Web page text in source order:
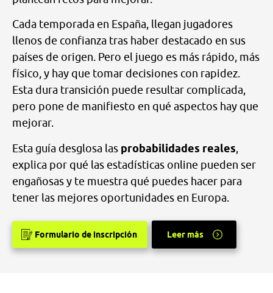
Cada temporada en España, llegan jugadores
llenos de confianza tras haber destacado en sus
países de origen. Pero el juego es más rápido, más
físico, y hay que tomar decisiones con rapidez.
Esta dura transición puede resultar complicada,
pero pone de manifiesto en qué aspectos hay que
mejorar.
Esta guía desglosa las probabilidades reales,
explica por qué las estadísticas online pueden ser
engañosas y te muestra qué puedes hacer para
tener las mejores oportunidades en Europa.
Formulario de inscripción Leer más